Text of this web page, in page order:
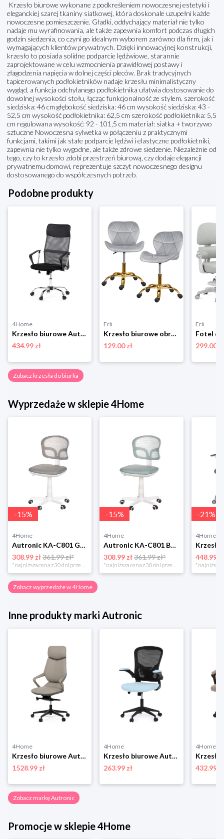
Krzesło biurowe wykonane z podkreśleniem nowoczesnej estetyki i
eleganckiej szarej tkaniny siatkowej, która doskonale uzupełni każde
nowoczesne pomieszczenie. Gładki, oddychający materiał nie tylko
nadaje mu wyrafinowania, ale także zapewnia komfort podczas długich
godzin siedzenia, co czyni go idealnym wyborem zarówno dla firm, jak i
wymagających klientów prywatnych. Dzięki innowacyjnej konstrukcji,
krzesło to posiada solidne podparcie lędźwiowe, starannie
zaprojektowane w celu wzmocnienia prawidłowej postawy i
złagodzenia napięcia w dolnej części pleców. Brak tradycyjnych
tapicerowanych podłokietników nadaje krzesłu minimalistyczny
wygląd, a funkcja odchylanego podłokietnika ułatwia dostosowanie do
dowolnej wysokości stołu, łącząc funkcjonalność ze stylem. szerokość
siedziska: 46 cm głębokość siedziska: 46 cm wysokość siedziska: 43 -
52,5 cm wysokość podłokietnika: 62,5 cm szerokość podłokietnika: 5,5
cm regulowana wysokość: 92 - 101,5 cm materiał: siatka + tworzywo
sztuczne Nowoczesna sylwetka w połączeniu z praktycznymi
funkcjami, takimi jak stałe podparcie lędźwi i elastyczne podłokietniki,
zapewnia nie tylko wygodne, ale także zdrowe siedzenie. Niezależnie od
tego, czy to krzesło zdobi przestrzeń biurową, czy dodaje elegancji
prywatnemu domowi, reprezentuje szczyt nowoczesnego designu
dostosowanego do współczesnych potrzeb.
Podobne produkty
4Home
Krzesło biurowe Autronic KA-E305 GREY
434.99 zł
Erli
Krzesło biurowe obrotowe szare złota noga dla dzieci
129.00 zł
Erli
299.00 zł
Zobacz krzesła do biurka
Wyprzedaże w sklepie 4Home
-15%
4Home
Autronic KA-C801 GREY Krzesło biurowe
308.99 zł361.99 zł*
-15%
4Home
Autronic KA-C801 BLUE Krzesło biurowe
308.99 zł 361.99 zł*
-21%
4Home
448.99 zł
Zobacz wyprzedaże w 4Home
Inne produkty marki Autronic
4Home
Krzesło biurowe Autronic KA-T8426 GREY
1528.99 zł
4Home
Krzesło biurowe Autronic KA-V317 BLUE
263.99 zł
4Home
432.99 zł
Zobacz markę Autronic
Promocje w sklepie 4Home